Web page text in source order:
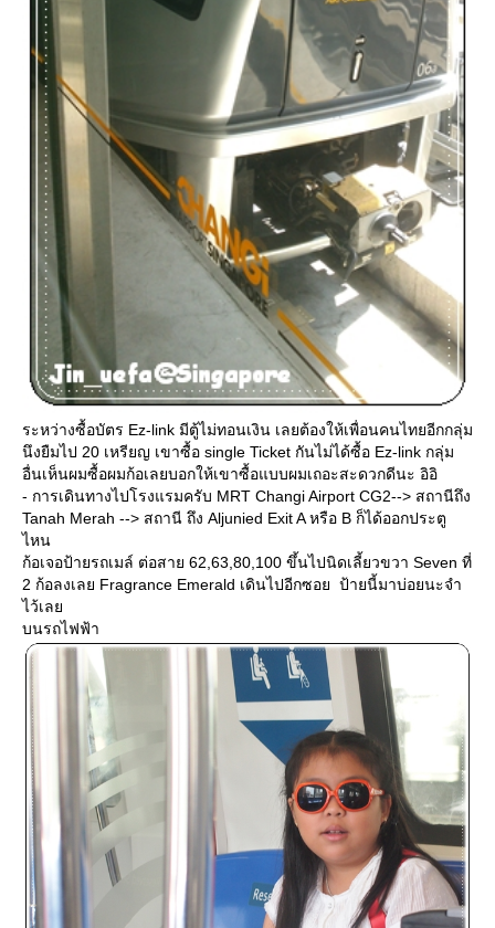
ระหว่างซื้อบัตร Ez-link มีตู้ไม่ทอนเงิน เลยต้องให้เพื่อนคนไทยอีกกลุ่ม
นึงยืมไป 20 เหรียญ เขาซื้อ single Ticket กันไม่ได้ซื้อ Ez-link กลุ่ม
อื่นเห็นผมซื้อผมก้อเลยบอกให้เขาซื้อแบบผมเถอะสะดวกดีนะ อิอิ
- การเดินทางไปโรงแรมครับ MRT Changi Airport CG2--> สถานีถึง
Tanah Merah --> สถานี ถึง Aljunied Exit A หรือ B ก็ได้ออกประตู
ไหน
ก้อเจอป้ายรถเมล์ ต่อสาย 62,63,80,100 ขึ้นไปนิดเลี้ยวขวา Seven ที่
2 ก้อลงเลย Fragrance Emerald เดินไปอีกซอย ป้ายนี้มาบ่อยนะจำ
ไว้เล
บนรถไฟฟ้า